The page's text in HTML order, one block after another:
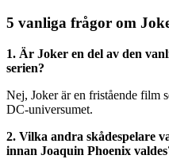
5 vanliga frågor om
1. Är Joker en del av den
serien?
Nej, Joker är en fristående film
DC-universumet.
2. Vilka andra skådespelare
innan Joaquin Phoenix